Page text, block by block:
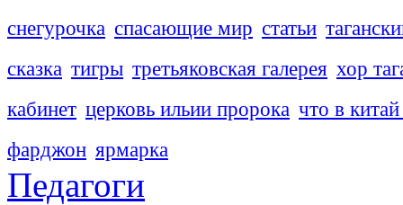
снегурочка спасающие мир статьи
сказка тигры третьяковская галерея хор
кабинет церковь ильии пророка что в
фарджон ярмарка
Педагоги